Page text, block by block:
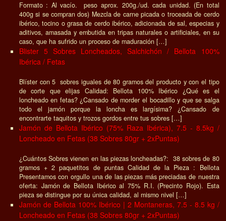
Formato : Al vacío. peso aprox. 200g./ud. cada unidad. (En total
400g si se compran dos) Mezcla de carne picada o troceada de cerdo
ibérico, tocino o grasa de cerdo ibérico, adicionada de sal, especias y
aditivos, amasada y embutida en tripas naturales o artificiales, en su
caso, que ha sufrido un proceso de maduración […]
Blister 5 Sobres Loncheados, Salchichón / Bellota 100%
Ibérica / Fetas
Blíster con 5 sobres iguales de 80 gramos del producto y con el tipo
de corte que elijas Calidad: Bellota 100% Ibérico ¿Qué es el
loncheado en fetas? ¿Cansado de morder el bocadillo y que se salga
todo el jamón porque la loncha es largísima? ¿Cansado de
encontrarte taquitos y trozos gordos entre tus sobres […]
Jamón de Bellota Ibérico (75% Raza Ibérica), 7.5 - 8.5kg /
Loncheado en Fetas (38 Sobres 80gr + 2xPuntas)
¿Cuántos Sobres vienen en las piezas loncheadas?: 38 sobres de 80
gramos + 2 paquetitos de puntas Calidad de la Pieza : Bellota
Presentamos con orgullo una de las piezas más preciadas de nuestra
oferta: Jamón de Bellota Ibérico al 75% R.I. (Precinto Rojo). Esta
pieza se distingue por su única calidad, al mismo nivel […]
Jamón de Bellota 100% Ibérico | 2 Montaneras, 7.5 - 8.5 kg /
Loncheado en Fetas (38 Sobres 80gr + 2xPuntas)